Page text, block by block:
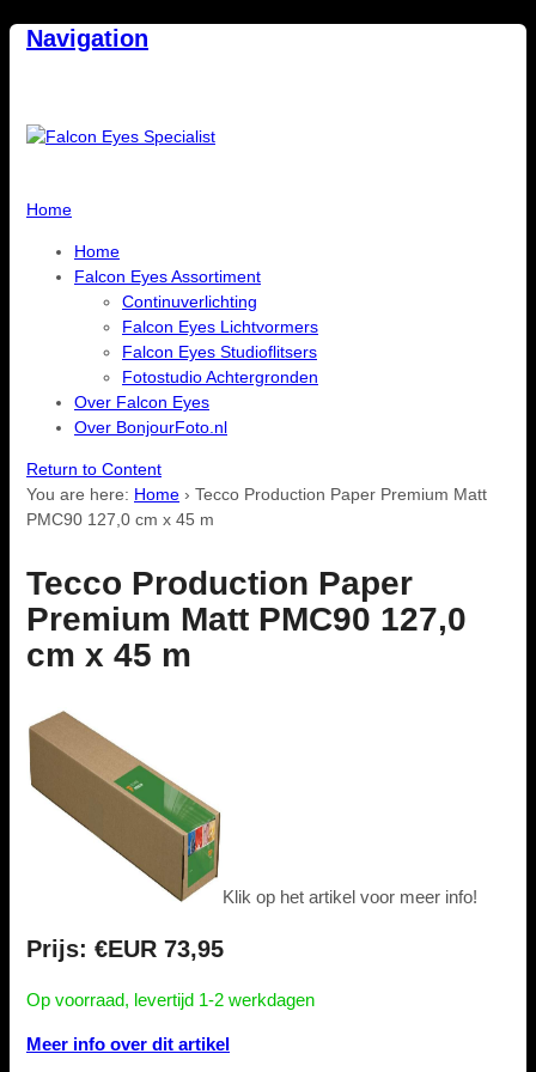
Navigation
Home
Home
Falcon Eyes Assortiment
Continuverlichting
Falcon Eyes Lichtvormers
Falcon Eyes Studioflitsers
Fotostudio Achtergronden
Over Falcon Eyes
Over BonjourFoto.nl
Return to Content
You are here: Home › Tecco Production Paper Premium Matt
PMC90 127,0 cm x 45 m
Tecco Production Paper
Premium Matt PMC90 127,0
cm x 45 m
Klik op het artikel voor meer info!
Prijs: €EUR 73,95
Op voorraad, levertijd 1-2 werkdagen
Meer info over dit artikel